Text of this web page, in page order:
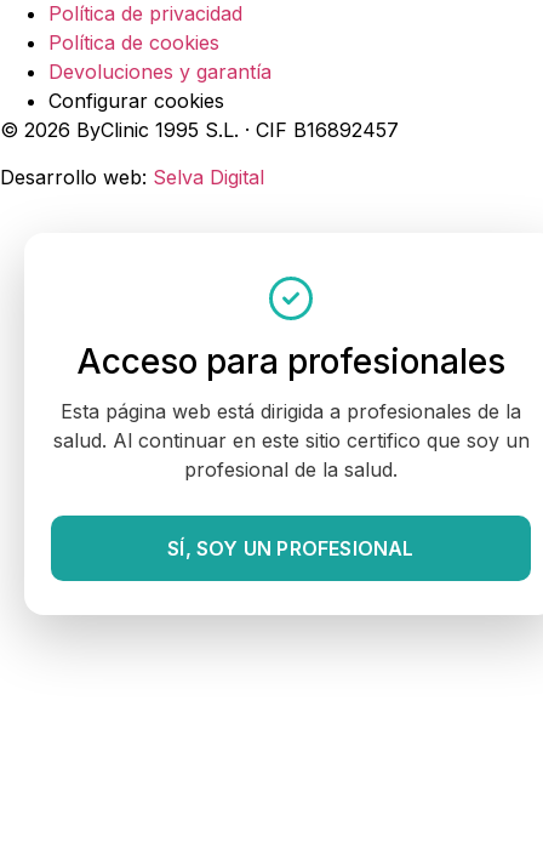
Política de privacidad
Política de cookies
Devoluciones y garantía
Configurar cookies
© 2026 ByClinic 1995 S.L. · CIF B16892457
Desarrollo web: Selva Digital
Acceso para profesionales
Esta página web está dirigida a profesionales de la
salud. Al continuar en este sitio certifico que soy un
profesional de la salud.
SÍ, SOY UN PROFESIONAL